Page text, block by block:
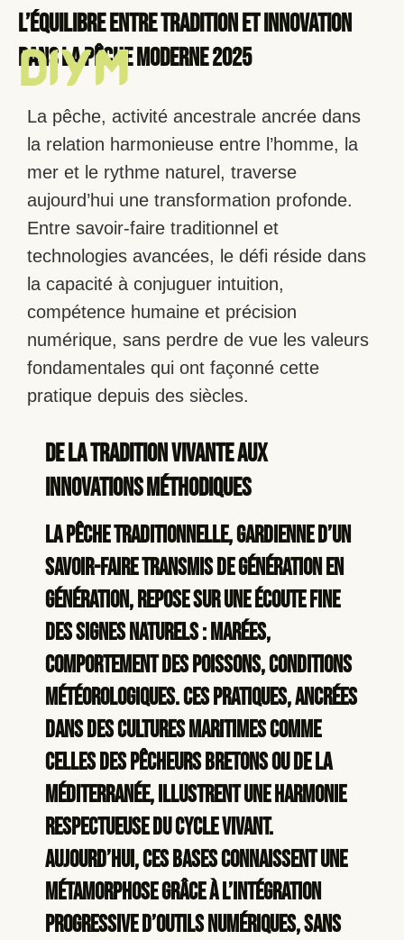
L’Équilibre entre Tradition et Innovation
dans la Pêche Moderne 2025
La pêche, activité ancestrale ancrée dans
la relation harmonieuse entre l’homme, la
mer et le rythme naturel, traverse
aujourd’hui une transformation profonde.
Entre savoir-faire traditionnel et
technologies avancées, le défi réside dans
la capacité à conjuguer intuition,
compétence humaine et précision
numérique, sans perdre de vue les valeurs
fondamentales qui ont façonné cette
pratique depuis des siècles.
De la Tradition Vivante aux
Innovations Méthodiques
La pêche traditionnelle, gardienne d’un
savoir-faire transmis de génération en
génération, repose sur une écoute fine
des signes naturels : marées,
comportement des poissons, conditions
météorologiques. Ces pratiques, ancrées
dans des cultures maritimes comme
celles des pêcheurs bretons ou de la
Méditerranée, illustrent une harmonie
respectueuse du cycle vivant.
Aujourd’hui, ces bases connaissent une
métamorphose grâce à l’intégration
progressive d’outils numériques, sans